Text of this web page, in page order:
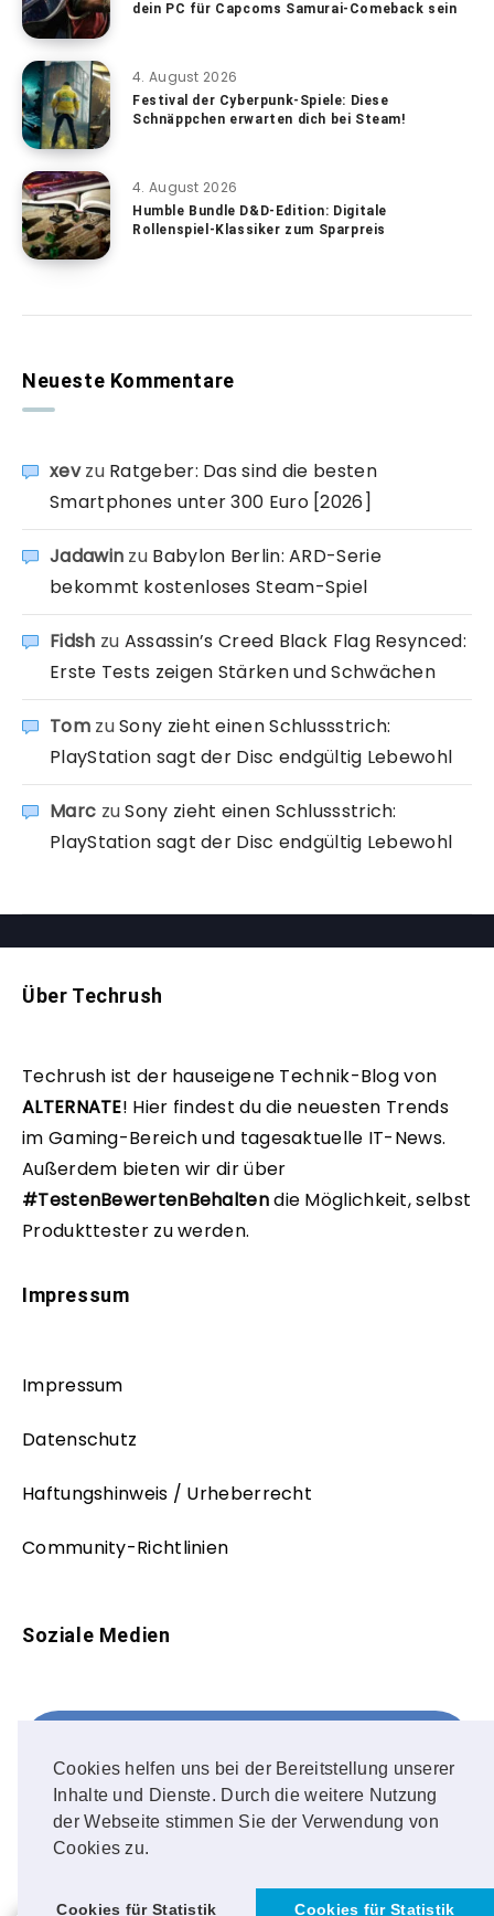
Cookies helfen uns bei der Bereitstellung unserer
Inhalte und Dienste. Durch die weitere Nutzung
der Webseite stimmen Sie der Verwendung von
Cookies zu.
Cookies für Statistik Cookies für Statistik
dein PC für Capcoms Samurai-Comeback sein
4. August 2026
Festival der Cyberpunk-Spiele: Diese
Schnäppchen erwarten dich bei Steam!
4. August 2026
Humble Bundle D&D-Edition: Digitale
Rollenspiel-Klassiker zum Sparpreis
Neueste Kommentare
xevzu Ratgeber: Das sind die besten
Smartphones unter 300 Euro [2026]
Jadawin zu Babylon Berlin: ARD-Serie
bekommt kostenloses Steam-Spiel
Fidsh zu Assassin’s Creed Black Flag Resynced:
Erste Tests zeigen Stärken und Schwächen
TomzuSony zieht einen Schlussstrich:
PlayStation sagt der Disc endgültig Lebewohl
Marc zuSony zieht einen Schlussstrich:
PlayStation sagt der Disc endgültig Lebewohl
Über Techrush
Techrush ist der hauseigene Technik-Blog von
ALTERNATE! Hier findest du die neuesten Trends
im Gaming-Bereich und tagesaktuelle IT-News.
Außerdem bieten wir dir über
#TestenBewertenBehaltendie Möglichkeit, selbst
Produkttester zu werden.
Impressum
Impressum
Datenschutz
Haftungshinweis / Urheberrecht
Community-Richtlinien
Soziale Medien
FOLLOW ME!
Instagram
OUR PHOTOS!